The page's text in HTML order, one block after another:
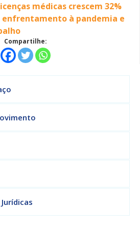
médicas crescem 32%
enfrentamento à pandemia e
Compartilhe: